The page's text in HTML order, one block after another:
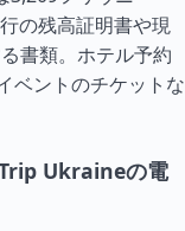
の残高証明書や現
書類。ホテル予約
ベントのチケットな
Ukraineの電